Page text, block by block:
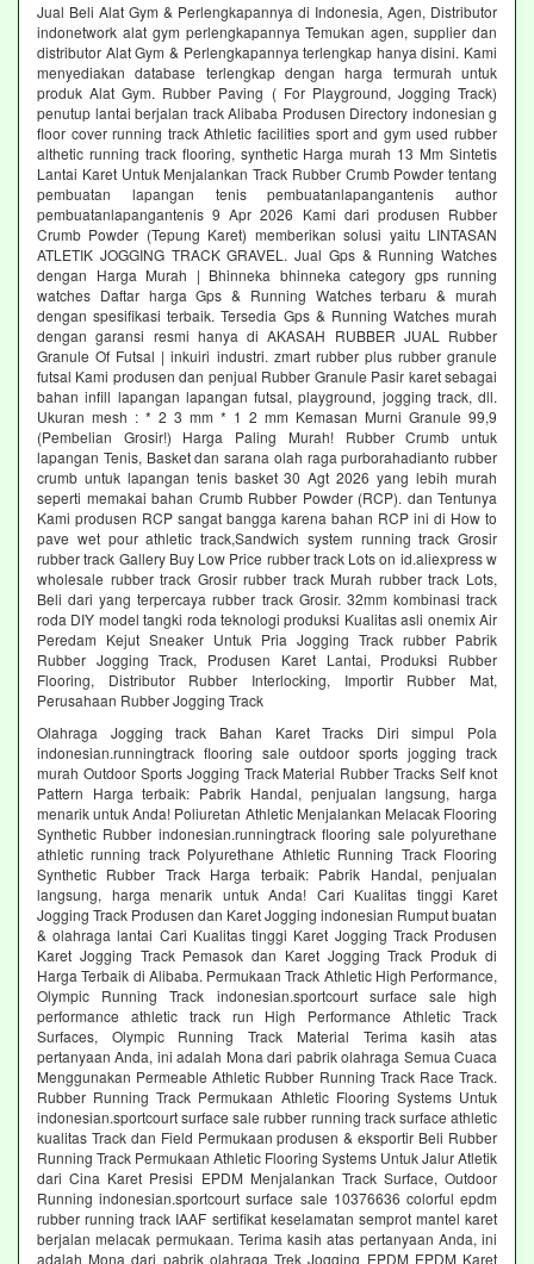
Jual Beli Alat Gym & Perlengkapannya di Indonesia, Agen, Distributor
indonetwork alat gym perlengkapannya Temukan agen, supplier dan
distributor Alat Gym & Perlengkapannya terlengkap hanya disini. Kami
menyediakan database terlengkap dengan harga termurah untuk
produk Alat Gym. Rubber Paving ( For Playground, Jogging Track)
penutup lantai berjalan track Alibaba Produsen Directory indonesian g
floor cover running track Athletic facilities sport and gym used rubber
althetic running track flooring, synthetic Harga murah 13 Mm Sintetis
Lantai Karet Untuk Menjalankan Track Rubber Crumb Powder tentang
pembuatan lapangan tenis pembuatanlapangantenis author
pembuatanlapangantenis 9 Apr 2026 Kami dari produsen Rubber
Crumb Powder (Tepung Karet) memberikan solusi yaitu LINTASAN
ATLETIK JOGGING TRACK GRAVEL. Jual Gps & Running Watches
dengan Harga Murah | Bhinneka bhinneka category gps running
watches Daftar harga Gps & Running Watches terbaru & murah
dengan spesifikasi terbaik. Tersedia Gps & Running Watches murah
dengan garansi resmi hanya di AKASAH RUBBER JUAL Rubber
Granule Of Futsal | inkuiri industri. zmart rubber plus rubber granule
futsal Kami produsen dan penjual Rubber Granule Pasir karet sebagai
bahan infill lapangan lapangan futsal, playground, jogging track, dll.
Ukuran mesh : * 2 3 mm * 1 2 mm Kemasan Murni Granule 99,9
(Pembelian Grosir!) Harga Paling Murah! Rubber Crumb untuk
lapangan Tenis, Basket dan sarana olah raga purborahadianto rubber
crumb untuk lapangan tenis basket 30 Agt 2026 yang lebih murah
seperti memakai bahan Crumb Rubber Powder (RCP). dan Tentunya
Kami produsen RCP sangat bangga karena bahan RCP ini di How to
pave wet pour athletic track,Sandwich system running track Grosir
rubber track Gallery Buy Low Price rubber track Lots on id.aliexpress w
wholesale rubber track Grosir rubber track Murah rubber track Lots,
Beli dari yang terpercaya rubber track Grosir. 32mm kombinasi track
roda DIY model tangki roda teknologi produksi Kualitas asli onemix Air
Peredam Kejut Sneaker Untuk Pria Jogging Track rubber Pabrik
Rubber Jogging Track, Produsen Karet Lantai, Produksi Rubber
Flooring, Distributor Rubber Interlocking, Importir Rubber Mat,
Perusahaan Rubber Jogging Track
Olahraga Jogging track Bahan Karet Tracks Diri simpul Pola
indonesian.runningtrack flooring sale outdoor sports jogging track
murah Outdoor Sports Jogging Track Material Rubber Tracks Self knot
Pattern Harga terbaik: Pabrik Handal, penjualan langsung, harga
menarik untuk Anda! Poliuretan Athletic Menjalankan Melacak Flooring
Synthetic Rubber indonesian.runningtrack flooring sale polyurethane
athletic running track Polyurethane Athletic Running Track Flooring
Synthetic Rubber Track Harga terbaik: Pabrik Handal, penjualan
langsung, harga menarik untuk Anda! Cari Kualitas tinggi Karet
Jogging Track Produsen dan Karet Jogging indonesian Rumput buatan
& olahraga lantai Cari Kualitas tinggi Karet Jogging Track Produsen
Karet Jogging Track Pemasok dan Karet Jogging Track Produk di
Harga Terbaik di Alibaba. Permukaan Track Athletic High Performance,
Olympic Running Track indonesian.sportcourt surface sale high
performance athletic track run High Performance Athletic Track
Surfaces, Olympic Running Track Material Terima kasih atas
pertanyaan Anda, ini adalah Mona dari pabrik olahraga Semua Cuaca
Menggunakan Permeable Athletic Rubber Running Track Race Track.
Rubber Running Track Permukaan Athletic Flooring Systems Untuk
indonesian.sportcourt surface sale rubber running track surface athletic
kualitas Track dan Field Permukaan produsen & eksportir Beli Rubber
Running Track Permukaan Athletic Flooring Systems Untuk Jalur Atletik
dari Cina Karet Presisi EPDM Menjalankan Track Surface, Outdoor
Running indonesian.sportcourt surface sale 10376636 colorful epdm
rubber running track IAAF sertifikat keselamatan semprot mantel karet
berjalan melacak permukaan. Terima kasih atas pertanyaan Anda, ini
adalah Mona dari pabrik olahraga Trek Jogging EPDM EPDM Karet